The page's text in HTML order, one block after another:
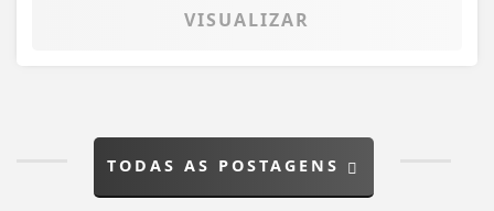
VISUALIZAR
TODAS AS POSTAGENS